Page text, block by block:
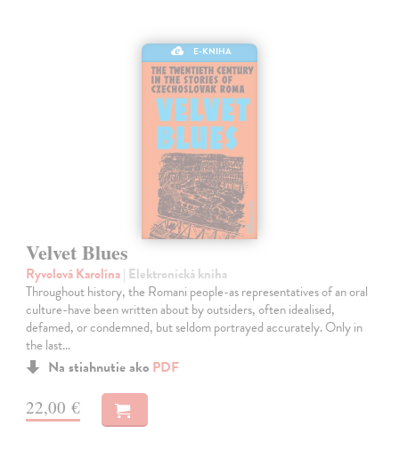
E-KNIHA
Velvet Blues
Ryvolová Karolína| Elektronická kniha
Throughout history, the Romani people-as representatives of an oral
culture-have been written about by outsiders, often idealised,
defamed, or condemned, but seldom portrayed accurately. Only in
the last…
Na stiahnutie ako PDF
22,00 €